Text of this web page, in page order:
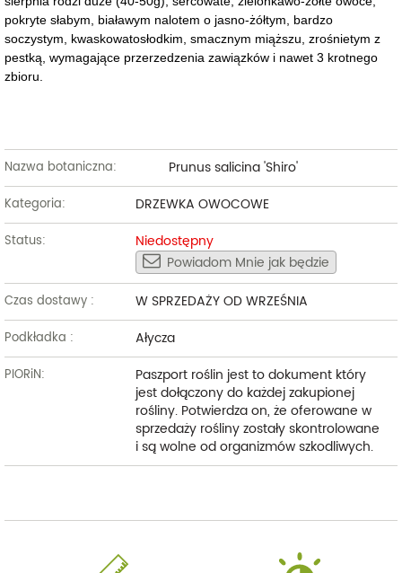
pokryte słabym, białawym nalotem o jasno-żółtym, bardzo
soczystym, kwaskowatosłodkim, smacznym miąższu, zrośnietym z
pestką, wymagające przerzedzenia zawiązków i nawet 3 krotnego
zbioru.
Nazwa botaniczna: Prunus salicina 'Shiro'
Kategoria: DRZEWKA OWOCOWE
Status:
Niedostępny
Powiadom Mnie jak będzie
Czas dostawy : W SPRZEDAŻY OD WRZEŚNIA
Podkładka : Ałycza
PIORiN:
Paszport roślin jest to dokument który
jest dołączony do każdej zakupionej
rośliny. Potwierdza on, że oferowane w
sprzedaży rośliny zostały skontrolowane
i są wolne od organizmów szkodliwych.